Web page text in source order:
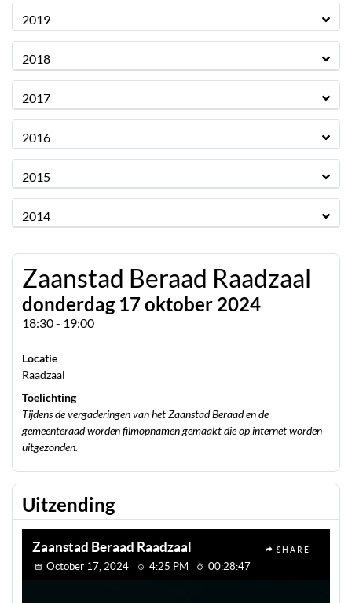
2019
2018
2017
2016
2015
2014
Zaanstad Beraad Raadzaal
donderdag 17 oktober 2024
18:30 - 19:00
Locatie
Raadzaal
Toelichting
Tijdens de vergaderingen van het Zaanstad Beraad en de
gemeenteraad worden filmopnamen gemaakt die op internet worden
uitgezonden.
Uitzending